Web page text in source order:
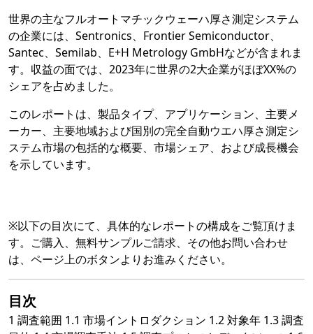
世界の主なフルオートマチックウェーハ厚さ測定システム
の企業には、Sentronics、Frontier Semiconductor、
Santec、Semilab、E+H Metrology GmbHなどが含まれま
す。収益の面では、2023年に世界の2大企業がほぼXX%の
シェアを占めました。
このレポートは、製品タイプ、アプリケーション、主要メ
ーカー、主要地域および国別の完全自動ウエハ厚さ測定シ
ステム市場の包括的な概要、市場シェア、および成長機会
を示しています。
※以下の目次にて、具体的なレポートの構成をご覧頂けま
す。ご購入、無料サンプルご請求、その他お問い合わせ
は、ページ上のボタンよりお進みください。
目次
1 調査範囲 1.1 市場イントロダクション 1.2 対象年 1.3 調査